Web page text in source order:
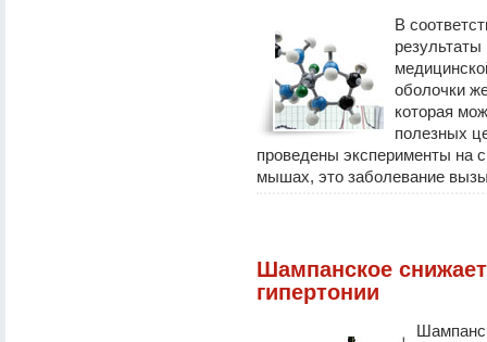
В
результаты
оболочки
которая
полезных
проведены эксперименты на
мышах, это заболевание
Шампанское
гипертонии